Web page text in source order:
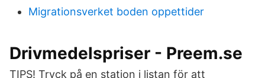
Migrationsverket boden oppettider
Drivmedelspriser - Preem.se
TIPS! Tryck på en station i listan för att